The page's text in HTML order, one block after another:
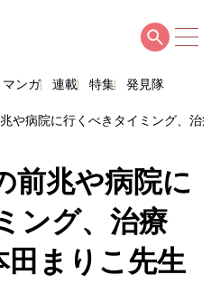
マンガ 連載 特集 発見隊
兆や病院に行くべきタイミング、
前兆や病院に
ング、治療
田まりこ先生